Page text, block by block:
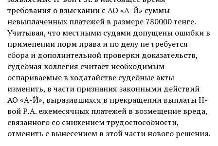
требования о взыскании с АО «А-Й» суммы
невыплаченных платежей в размере 780000 тенге.
Учитывая, что местными судами допущены ошибки в
применении норм права и по делу не требуется
сбора и дополнительной проверки доказательств,
судебная коллегия считает необходимым
оспариваемые в ходатайстве судебные акты
изменить, в части признания законными действий
АО «А-Й», выразившихся в прекращении выплаты Н-
вой Р.А. ежемесячных платежей в возмещение вреда,
связанного со снижением трудоспособности,
отменить с вынесением в этой части нового решения.